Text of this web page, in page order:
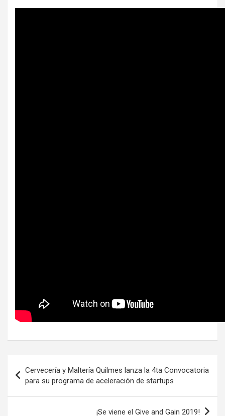
de
entradas
Cervecería y Maltería Quilmes lanza la 4ta Convocatoria
para su programa de aceleración de startups
¡Se viene el Give and Gain 2019!